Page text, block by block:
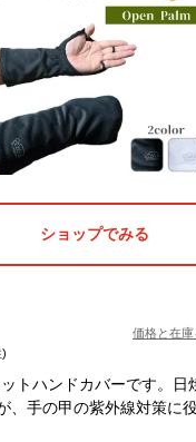
ショップでみる
価格と在庫
トハンドカバーです。日
、手の甲の紫外線対策に